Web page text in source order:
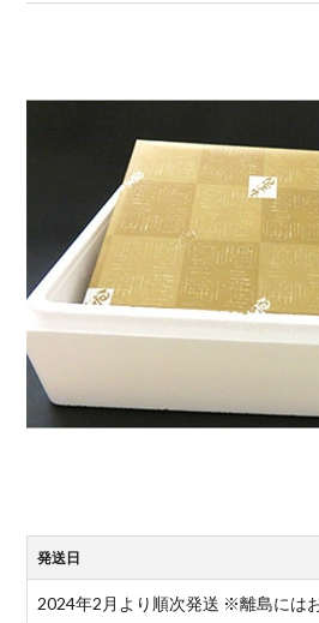
発送日
2024年2月より順次発送 ※離島には